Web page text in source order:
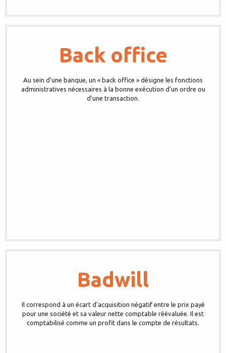
Back office
Au sein d'une banque, un « back office » désigne les fonctions
administratives nécessaires à la bonne exécution d'un ordre ou
d'une transaction.
Badwill
Il correspond à un écart d'acquisition négatif entre le prix payé
pour une société et sa valeur nette comptable réévaluée. Il est
comptabilisé comme un profit dans le compte de résultats.